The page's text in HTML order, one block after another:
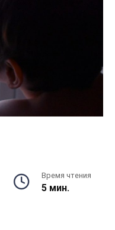
Время чтения
5 мин.